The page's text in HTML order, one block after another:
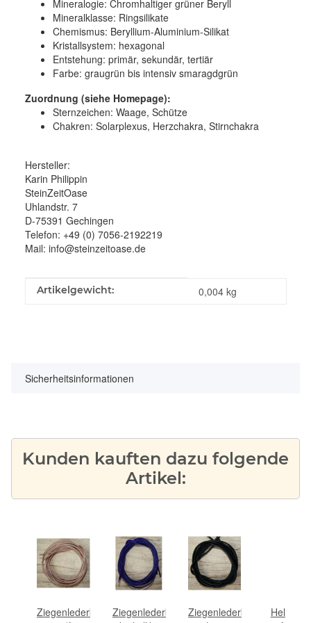
Mineralogie: Chromhaltiger grüner Beryll
Mineralklasse: Ringsilikate
Chemismus: Beryllium-Aluminium-Silikat
Kristallsystem: hexagonal
Entstehung: primär, sekundär, tertiär
Farbe: graugrün bis intensiv smaragdgrün
Zuordnung (siehe Homepage):
Sternzeichen: Waage, Schütze
Chakren: Solarplexus, Herzchakra, Stirnchakra
Hersteller:
Karin Philippin
SteinZeitOase
Uhlandstr. 7
D-75391 Gechingen
Telefon: +49 (0) 7056-2192219
Mail: info@steinzeitoase.de
Produkteigenschaft
Wert
Artikelgewicht: 0,004 kg
Sicherheitsinformationen
Kunden kauften dazu folgende
Artikel:
Ziegenlederband Ziegenlederband Ziegenlederband
Heliotrop